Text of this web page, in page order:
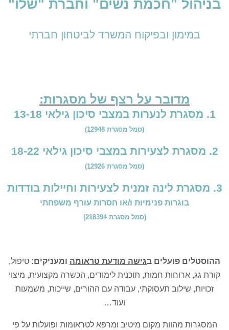
בניהול "חכמת נשים" וחברת "שלו"
במימון ובפיקוח המשרד לביטחון חברתי
מדובר על רצף של מסגרות:
1. מסגרת לנערות במצבי סיכון גילאי 13-18
(סמל מסגרת 12948)
2. מסגרת לצעירות במצבי סיכון גילאי 18-22
(סמל מסגרת 12926)
3. מסגרת לינה זמנית לצעירות וחיילות בודדות
בוגרות פנימיות ו/או חסרות עורף משפחתי
(סמל מסגרת 218394)
ההוסטלים פועלים בגישה מודעת טראומה ומעניקים: טיפול,
קורת גג, ארוחות חמות, תוכנית לימודים, הכשרה מקצועית, מיצוי
זכויות, שילוב תעסוקתי, עבודה עם ההורים, שייכות, משמעות
ועוד…
המסגרות מהוות מקום מיטיב ומרפא לטראומות ופועלות על פי